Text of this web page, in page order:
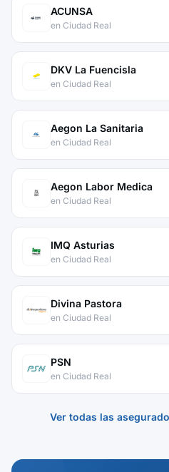
ACUNSA
en Ciudad Real
DKV La Fuencisla
en Ciudad Real
Aegon La Sanitaria
en Ciudad Real
Aegon Labor Medica
en Ciudad Real
IMQ Asturias
en Ciudad Real
Divina Pastora
en Ciudad Real
PSN
en Ciudad Real
Ver todas las